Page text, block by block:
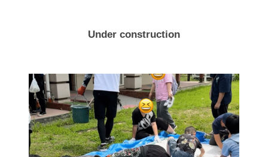
Under construction